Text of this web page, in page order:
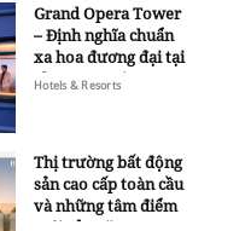
Grand Opera Tower
– Định nghĩa chuẩn
xa hoa đương đại tại
Sheraton Saigon
Hotels & Resorts
Thị trường bất động
sản cao cấp toàn cầu
và những tâm điểm